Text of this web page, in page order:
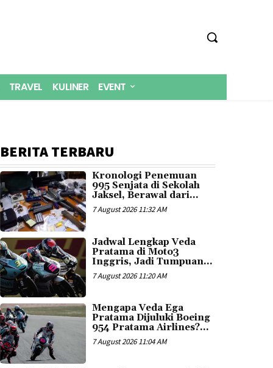
TRAVEL KULINER EVENT
BERITA TERBARU
Kronologi Penemuan
995 Senjata di Sekolah
Jaksel, Berawal dari...
7 August 2026 11:32 AM
Jadwal Lengkap Veda
Pratama di Moto3
Inggris, Jadi Tumpuan...
7 August 2026 11:20 AM
Mengapa Veda Ega
Pratama Dijuluki Boeing
954 Pratama Airlines?...
7 August 2026 11:04 AM